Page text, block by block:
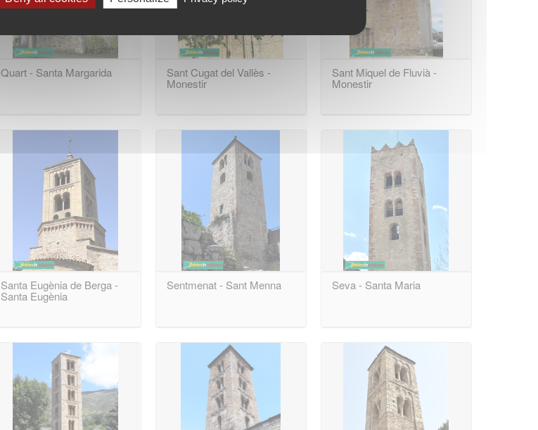
Quart - Santa Margarida
Santa Eugènia de Berga -
Santa Eugènia
Sant Cugat del Vallès -
Monestir
Sentmenat - Sant Menna
Sant Miquel de Fluvià -
Monestir
Seva - Santa Maria